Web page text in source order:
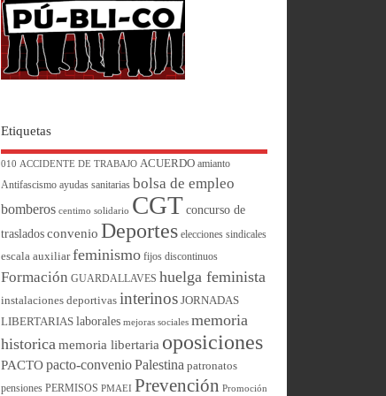
Etiquetas
010 ACCIDENTE DE TRABAJO ACUERDO amianto
Antifascismo ayudas sanitarias bolsa de empleo
bomberos centimo solidario CGT concurso de
traslados convenio Deportes elecciones sindicales
escala auxiliar feminismo fijos discontinuos
Formación GUARDALLAVES huelga feminista
instalaciones deportivas interinos JORNADAS
LIBERTARIAS laborales mejoras sociales memoria
historica memoria libertaria oposiciones
PACTO pacto-convenio Palestina patronatos
pensiones PERMISOS PMAEI Prevención Promoción